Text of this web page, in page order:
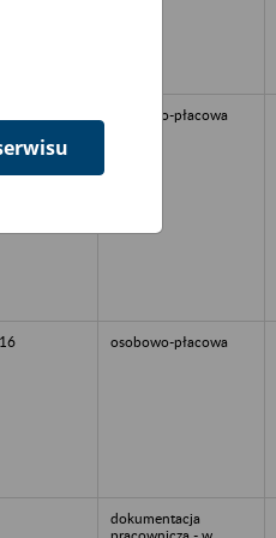
osobowo-płacowa
osobowo-płacowa
dokumentacja